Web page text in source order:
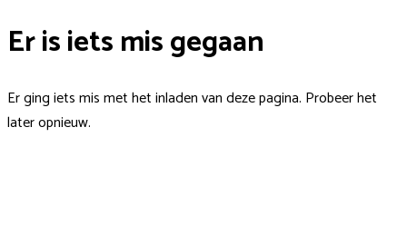
Er is iets mis gegaan
Er ging iets mis met het inladen van deze pagina. Probeer het
later opnieuw.